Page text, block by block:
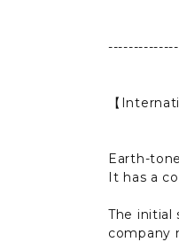
【
Earth-
It has a
The initial
company